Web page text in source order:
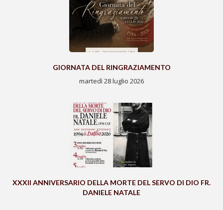
GIORNATA DEL RINGRAZIAMENTO
martedì 28 luglio 2026
XXXII ANNIVERSARIO DELLA MORTE DEL SERVO DI DIO FR.
DANIELE NATALE